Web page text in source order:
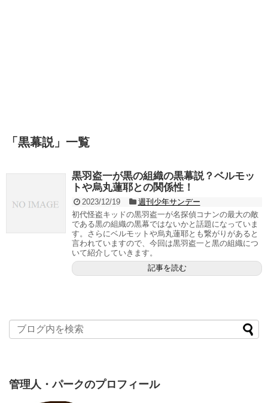
「 黒幕説」 一覧
黒羽盗一が黒の組織の黒幕説？ベルモッ
トや烏丸蓮耶との関係性！
2023/12/19
週刊少年サンデー
初代怪盗キッドの黒羽盗一が名探偵コナンの最大の敵
である黒の組織の黒幕ではないかと話題になっていま
す。さらにベルモットや烏丸蓮耶とも繋がりがあると
言われていますので、今回は黒羽盗一と黒の組織につ
いて紹介していきます。
記事を読む
管理人・パークのプロフィール